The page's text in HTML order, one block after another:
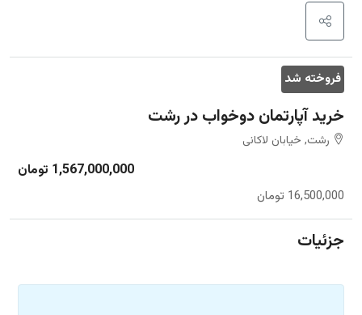
فروخته شد
خرید آپارتمان دوخواب در رشت
رشت, خیابان لاکانی
1,567,000,000 تومان
16,500,000 تومان
جزئیات